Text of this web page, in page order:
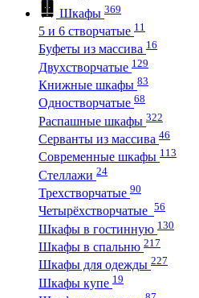
Шкафы 369
5 и 6 створчатые 11
Буфеты из массива 16
Двухстворчатые 129
Книжные шкафы 83
Одностворчатые 68
Распашные шкафы 322
Серванты из массива 46
Современные шкафы 113
Стеллажи 24
Трехстворчатые 90
Четырёхстворчатые 56
Шкафы в гостинную 130
Шкафы в спальню 217
Шкафы для одежды 227
Шкафы купе 19